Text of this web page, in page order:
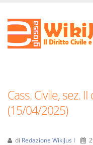
Cass. Civile, sez.
(15/04/2025)
di Redazione WikiJus I